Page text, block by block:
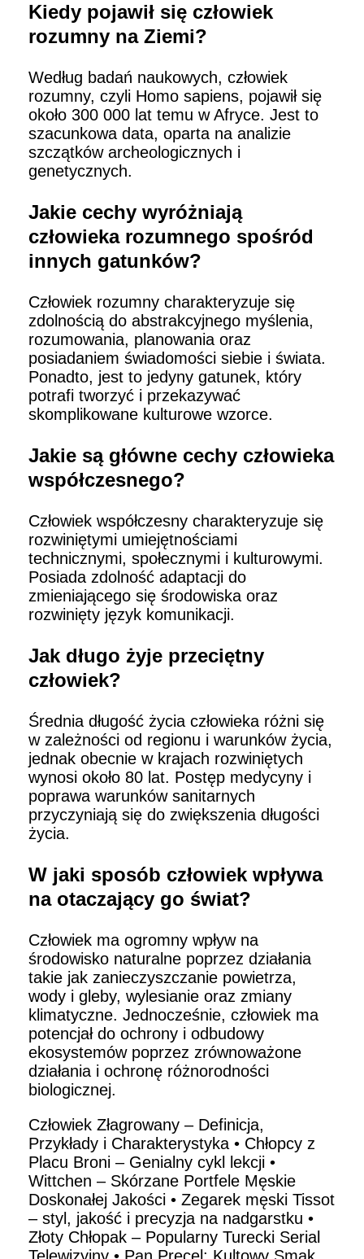
Kiedy pojawił się człowiek
rozumny na Ziemi?
Według badań naukowych, człowiek
rozumny, czyli Homo sapiens, pojawił się
około 300 000 lat temu w Afryce. Jest to
szacunkowa data, oparta na analizie
szczątków archeologicznych i
genetycznych.
Jakie cechy wyróżniają
człowieka rozumnego spośród
innych gatunków?
Człowiek rozumny charakteryzuje się
zdolnością do abstrakcyjnego myślenia,
rozumowania, planowania oraz
posiadaniem świadomości siebie i świata.
Ponadto, jest to jedyny gatunek, który
potrafi tworzyć i przekazywać
skomplikowane kulturowe wzorce.
Jakie są główne cechy człowieka
współczesnego?
Człowiek współczesny charakteryzuje się
rozwiniętymi umiejętnościami
technicznymi, społecznymi i kulturowymi.
Posiada zdolność adaptacji do
zmieniającego się środowiska oraz
rozwinięty język komunikacji.
Jak długo żyje przeciętny
człowiek?
Średnia długość życia człowieka różni się
w zależności od regionu i warunków życia,
jednak obecnie w krajach rozwiniętych
wynosi około 80 lat. Postęp medycyny i
poprawa warunków sanitarnych
przyczyniają się do zwiększenia długości
życia.
W jaki sposób człowiek wpływa
na otaczający go świat?
Człowiek ma ogromny wpływ na
środowisko naturalne poprzez działania
takie jak zanieczyszczanie powietrza,
wody i gleby, wylesianie oraz zmiany
klimatyczne. Jednocześnie, człowiek ma
potencjał do ochrony i odbudowy
ekosystemów poprzez zrównoważone
działania i ochronę różnorodności
biologicznej.
Człowiek Złagrowany – Definicja,
Przykłady i Charakterystyka • Chłopcy z
Placu Broni – Genialny cykl lekcji •
Wittchen – Skórzane Portfele Męskie
Doskonałej Jakości • Zegarek męski Tissot
– styl, jakość i precyzja na nadgarstku •
Złoty Chłopak – Popularny Turecki Serial